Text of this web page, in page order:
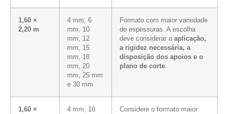
1,60 ×
2,20 m
4 mm, 6
mm, 10
mm, 12
mm, 15
mm, 18
mm, 20
mm, 25 mm
e 30 mm
Formato com maior variedade
de espessuras. A escolha
deve considerar a aplicação,
a rigidez necessária, a
disposição dos apoios e o
plano de corte.
1,60 ×
4 mm, 10
Considere o formato maior